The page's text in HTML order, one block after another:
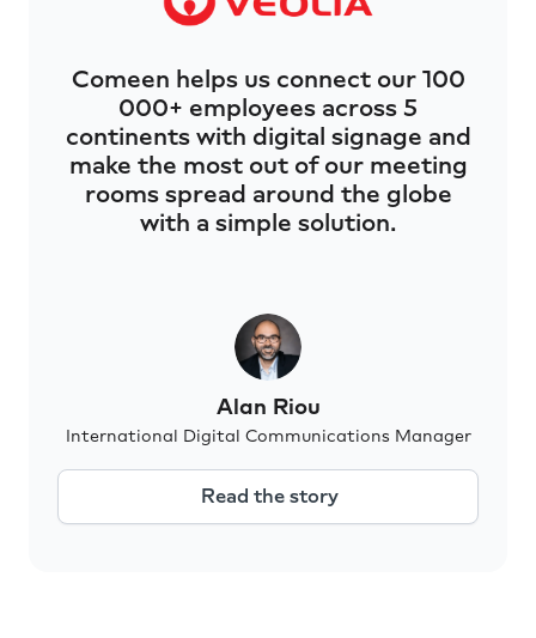
Comeen helps us connect our 100
000+ employees across 5
continents with digital signage and
make the most out of our meeting
rooms spread around the globe
with a simple solution.
Alan Riou
International Digital Communications Manager
Read the story